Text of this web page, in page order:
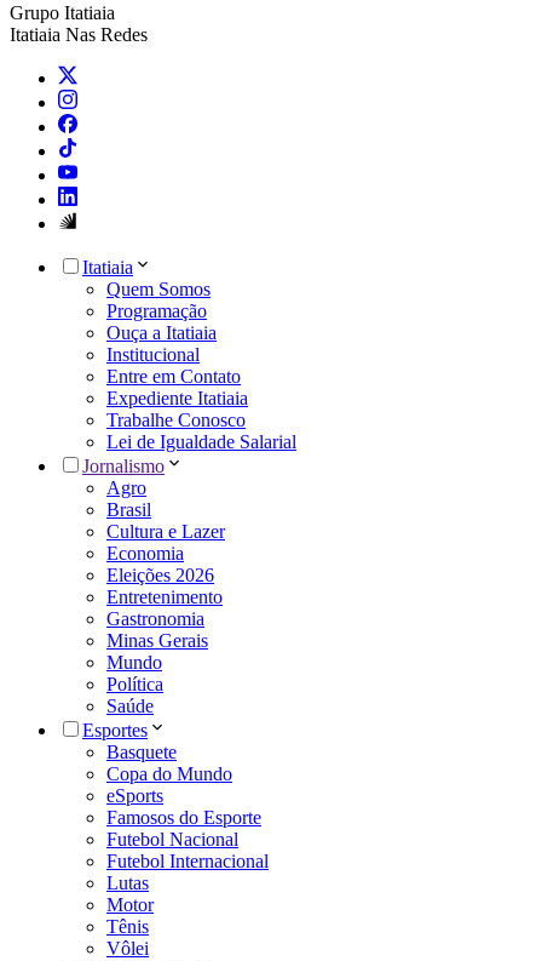
Grupo Itatiaia
Itatiaia Nas Redes
Itatiaia
Quem Somos
Programação
Ouça a Itatiaia
Institucional
Entre em Contato
Expediente Itatiaia
Trabalhe Conosco
Lei de Igualdade Salarial
Jornalismo
Agro
Brasil
Cultura e Lazer
Economia
Eleições 2026
Entretenimento
Gastronomia
Minas Gerais
Mundo
Política
Saúde
Esportes
Basquete
Copa do Mundo
eSports
Famosos do Esporte
Futebol Nacional
Futebol Internacional
Lutas
Motor
Tênis
Vôlei